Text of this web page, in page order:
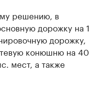
решению, в
дорожку на 1
дорожку,
конюшню на 40
мест, а также